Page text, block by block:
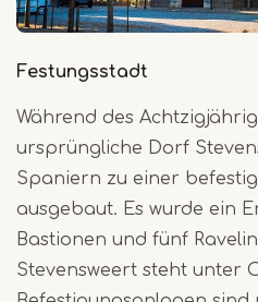
Festungsstadt
Während des
ursprüngliche Dorf
Spaniern zu einer
ausgebaut. Es wurde ein
Bastionen und fünf
Stevensweert steht unter